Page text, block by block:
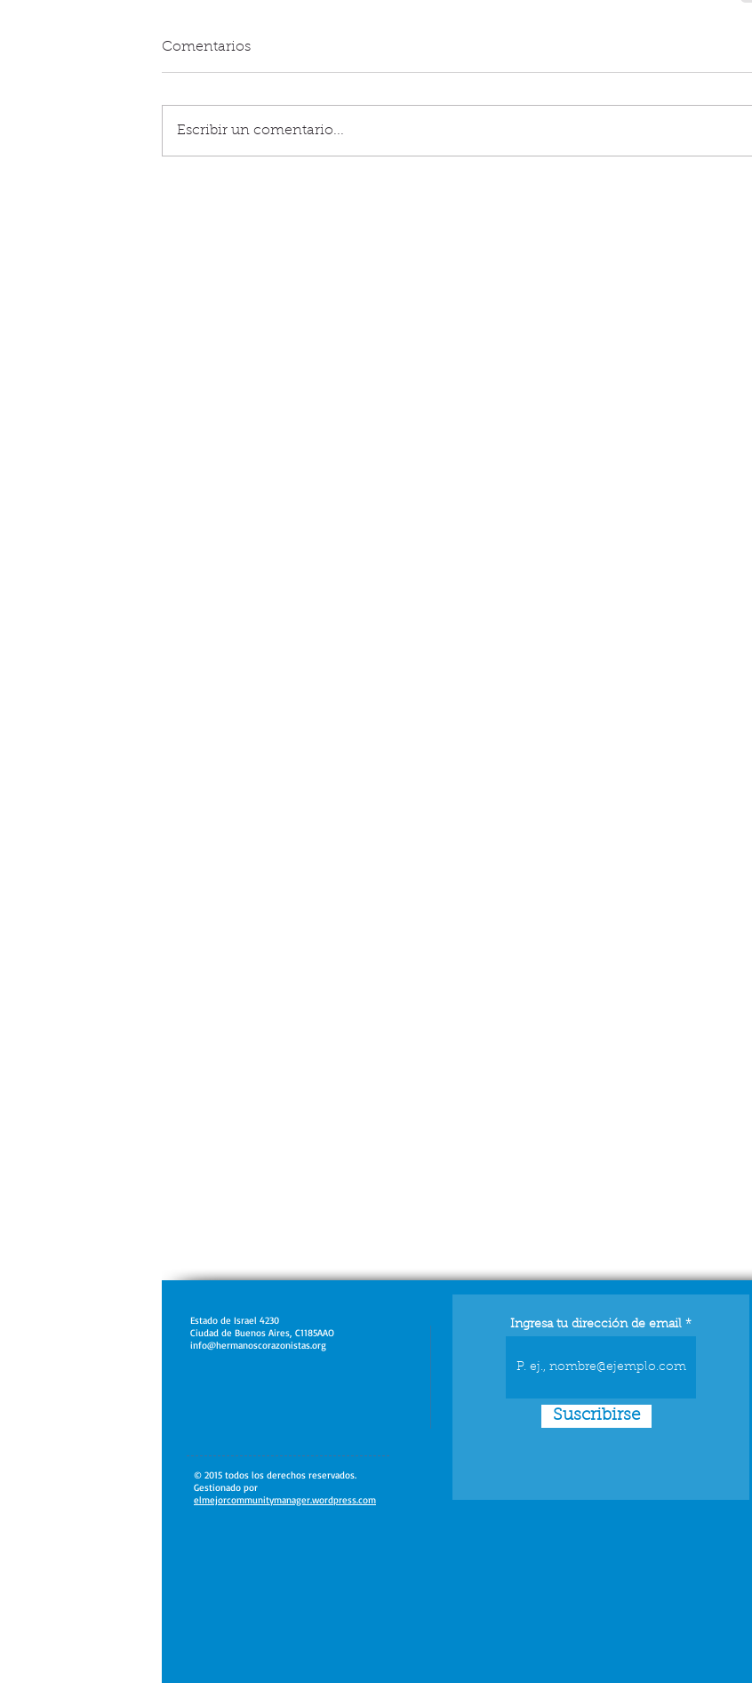
Comentarios
Escribir un comentario...
Estado de Israel 4230
Ciudad de Buenos Aires, C1185AAO
info@hermanoscorazonistas.org
© 2015 todos los derechos reservados.
Gestionado por
elmejorcommunitymanager.wordpress.com
Ingresa tu dirección de email
Suscribirse